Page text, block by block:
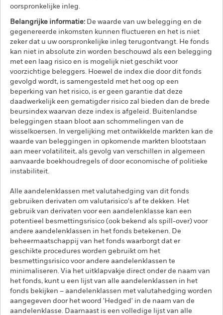
oorspronkelijke inleg.
Belangrijke informatie: De waarde van uw belegging en de
gegenereerde inkomsten kunnen fluctueren en het is niet
zeker dat u uw oorspronkelijke inleg terugontvangt. He fonds
kan niet in absolute zin worden beschouwd als een belegging
met een laag risico en is mogelijk niet geschikt voor
voorzichtige beleggers. Hoewel de index die door dit fonds
gevolgd wordt, is samengesteld met het oog op een
beperking van het risico, is er geen garantie dat deze
daadwerkelijk een gematigder risico zal bieden dan de brede
beursindex waarvan deze index is afgeleid. Buitenlandse
beleggingen staan bloot aan schommelingen van de
wisselkoersen. In vergelijking met ontwikkelde markten kan de
waarde van beleggingen in opkomende markten blootstaan
aan meer volatiliteit, als gevolg van verschillen in algemeen
aanvaarde boekhoudregels of door economische of politieke
instabiliteit.
Alle aandelenklassen met valutahedging van dit fonds
gebruiken derivaten om valutarisico's af te dekken. Het
gebruik van derivaten voor een aandelenklasse kan een
potentieel besmettingsrisico (ook bekend als spill-over) voor
andere aandelenklassen in het fonds betekenen. De
beheermaatschappij van het fonds waarborgt dat er
geschikte procedures worden gebruikt om het
besmettingsrisico voor andere aandelenklassen te
minimaliseren. Via het uitklapvakje direct onder de naam van
het fonds, kunt u een lijst van alle aandelenklassen in het
fonds bekijken – aandelenklassen met valutahedging worden
aangegeven door het woord 'Hedged' in de naam van de
aandelenklasse. Daarnaast is een volledige lijst van alle